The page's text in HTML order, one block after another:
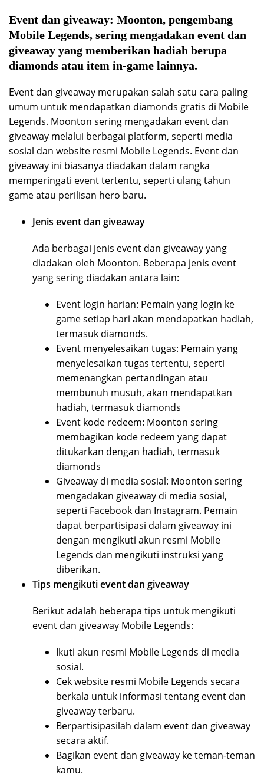
Event dan giveaway: Moonton, pengembang
Mobile Legends, sering mengadakan event dan
giveaway yang memberikan hadiah berupa
diamonds atau item in-game lainnya.
Event dan giveaway merupakan salah satu cara paling
umum untuk mendapatkan diamonds gratis di Mobile
Legends. Moonton sering mengadakan event dan
giveaway melalui berbagai platform, seperti media
sosial dan website resmi Mobile Legends. Event dan
giveaway ini biasanya diadakan dalam rangka
memperingati event tertentu, seperti ulang tahun
game atau perilisan hero baru.
Jenis event dan giveaway
Ada berbagai jenis event dan giveaway yang
diadakan oleh Moonton. Beberapa jenis event
yang sering diadakan antara lain:
Event login harian: Pemain yang login ke
game setiap hari akan mendapatkan hadiah,
termasuk diamonds.
Event menyelesaikan tugas: Pemain yang
menyelesaikan tugas tertentu, seperti
memenangkan pertandingan atau
membunuh musuh, akan mendapatkan
hadiah, termasuk diamonds
Event kode redeem: Moonton sering
membagikan kode redeem yang dapat
ditukarkan dengan hadiah, termasuk
diamonds
Giveaway di media sosial: Moonton sering
mengadakan giveaway di media sosial,
seperti Facebook dan Instagram. Pemain
dapat berpartisipasi dalam giveaway ini
dengan mengikuti akun resmi Mobile
Legends dan mengikuti instruksi yang
diberikan.
Tips mengikuti event dan giveaway
Berikut adalah beberapa tips untuk mengikuti
event dan giveaway Mobile Legends:
Ikuti akun resmi Mobile Legends di media
sosial.
Cek website resmi Mobile Legends secara
berkala untuk informasi tentang event dan
giveaway terbaru.
Berpartisipasilah dalam event dan giveaway
secara aktif.
Bagikan event dan giveaway ke teman-teman
kamu.